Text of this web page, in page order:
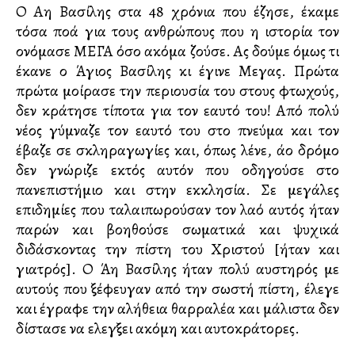
Ο Αη Βασίλης στα 48 χρόνια που έζησε, έκαμε
τόσα πολλά για τους ανθρώπους που η ιστορία τον
ονόμασε ΜΕΓΑ όσο ακόμα ζούσε. Ας δούμε όμως τι
έκανε ο Άγιος Βασίλης κι έγινε Μεγας. Πρώτα
πρώτα μοίρασε την περιουσία του στους φτωχούς,
δεν κράτησε τίποτα για τον εαυτό του! Από πολύ
νέος γύμναζε τον εαυτό του στο πνεύμα και τον
έβαζε σε σκληραγωγίες και, όπως λένε, άλλο δρόμο
δεν γνώριζε εκτός αυτόν που οδηγούσε στο
πανεπιστήμιο και στην εκκλησία. Σε μεγάλες
επιδημίες που ταλαιπωρούσαν τον λαό αυτός ήταν
παρών και βοηθούσε σωματικά και ψυχικά
διδάσκοντας την πίστη του Χριστού [ήταν και
γιατρός]. Ο Άη Βασίλης ήταν πολύ αυστηρός με
αυτούς που ξέφευγαν από την σωστή πίστη, έλεγε
και έγραφε την αλήθεια θαρραλέα και μάλιστα δεν
δίστασε να ελεγξει ακόμη και αυτοκράτορες.